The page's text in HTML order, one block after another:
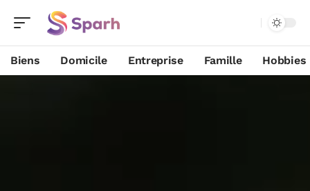
Biens Domicile Entreprise Famille Hobbies